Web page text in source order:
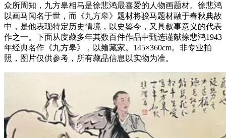
众所周知，九方皋相马是徐悲鸿最喜爱的人物画题材。徐悲鸿
以画马闻名于世，而《九方皋》题材将骏马题材融于春秋典故
中，是他表现特定历史情境，以史鉴今，又具叙事意义的代表
作之一。下面从庋藏多年其数百件作品中甄选谨献徐悲鸿1943
年经典名作《九方皋》，以飨藏家。145×360cm。非专业拍
照，图片仅供参考，所有藏品信息以实物为准。